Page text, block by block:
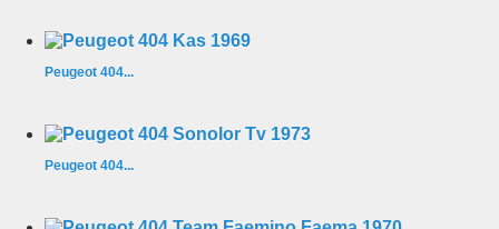
Peugeot 404...
Peugeot 404...